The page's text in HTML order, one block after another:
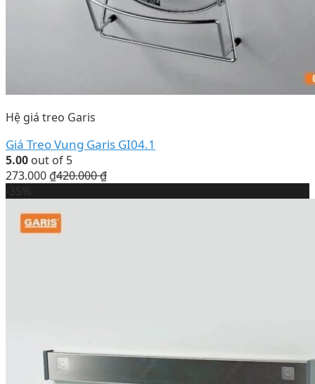
Hệ giá treo Garis
Giá Treo Vung Garis GI04.1
5.00 out of 5
273.000 ₫420.000₫